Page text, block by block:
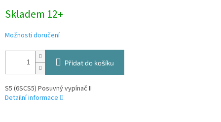
cena:
Skladem 12+
Možnosti doručení
Přidat do košíku
S5 (6SCS5) Posuvný vypínač II
Detailní informace